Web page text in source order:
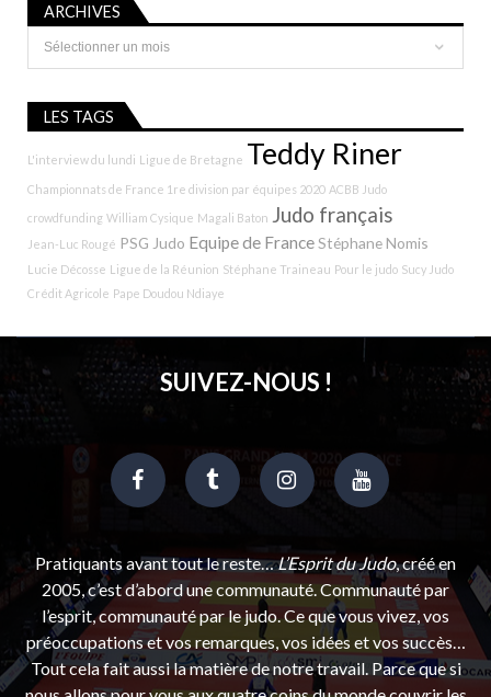
ARCHIVES
Archives
LES TAGS
L'interview du lundi Ligue de Bretagne Teddy Riner
Championnats de France 1re division par équipes 2020 ACBB Judo
crowdfunding William Cysique Magali Baton Judo français
Jean-Luc Rougé PSG Judo Equipe de FranceStéphane Nomis
Lucie Décosse Ligue de la Réunion Stéphane Traineau Pour le judo Sucy Judo
Crédit Agricole Pape Doudou Ndiaye
SUIVEZ-NOUS !
Pratiquants avant tout le reste…L’Esprit du Judo, créé en
2005, c’est d’abord une communauté. Communauté par
l’esprit, communauté par le judo. Ce que vous vivez, vos
préoccupations et vos remarques, vos idées et vos succès…
Tout cela fait aussi la matière de notre travail. Parce que si